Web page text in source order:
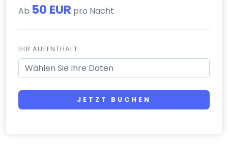
Ab 50 EUR pro Nacht
IHR AUFENTHALT
JETZT BUCHEN